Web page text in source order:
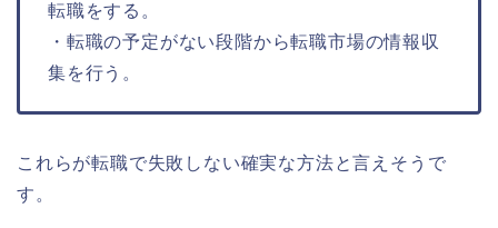
転職をする。
・転職の予定がない段階から転職市場の情報収
集を行う。
これらが転職で失敗しない確実な方法と言えそうで
す。